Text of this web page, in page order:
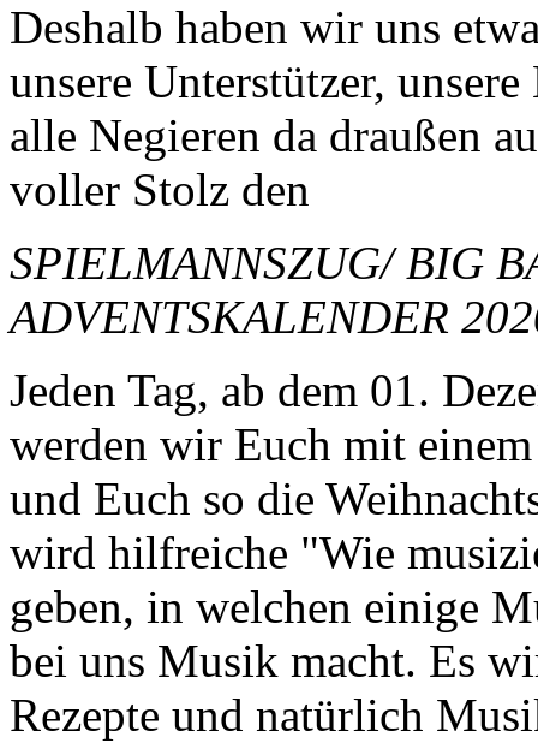
Deshalb haben wir uns
unsere Unterstützer,
alle Negieren da draußen
voller Stolz den
SPIELMANNSZUG/ BIG
ADVENTSKALENDER
Jeden Tag, ab dem 01.
werden wir Euch mit
und Euch so die
wird hilfreiche "Wie
geben, in welchen einige
bei uns Musik macht. Es
Rezepte und natürlich